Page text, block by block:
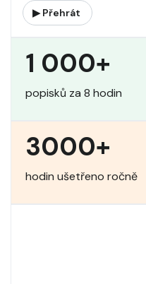
1 000+
popisků za 8 hodin
3000+
hodin ušetřeno ročně
▶ Přehrát